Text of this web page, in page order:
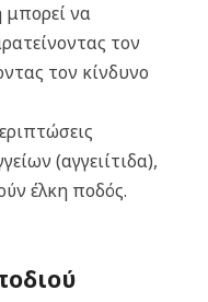
να
τον
τον κίνδυνο
(αγγειίτιδα),
έλκη ποδός.